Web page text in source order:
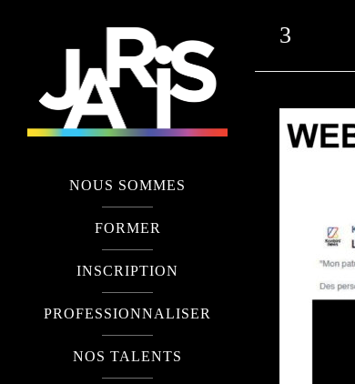
NOUS SOMMES
FORMER
INSCRIPTION
PROFESSIONNALISER
NOS TALENTS
3